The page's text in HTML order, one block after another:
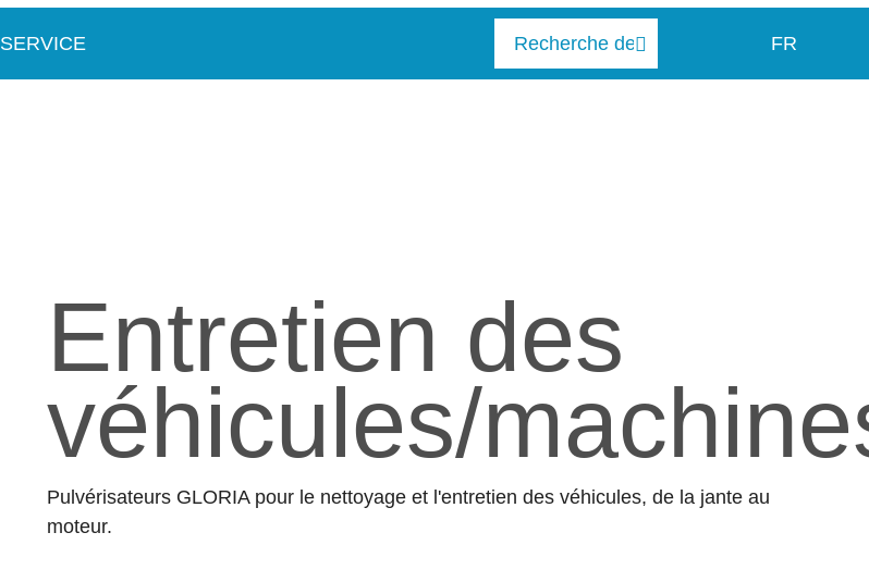
SERVICE FR
Entretien des
véhicules/
Pulvérisateurs GLORIA pour le nettoyage et l'entretien des véhicules, de la jante au
moteur.